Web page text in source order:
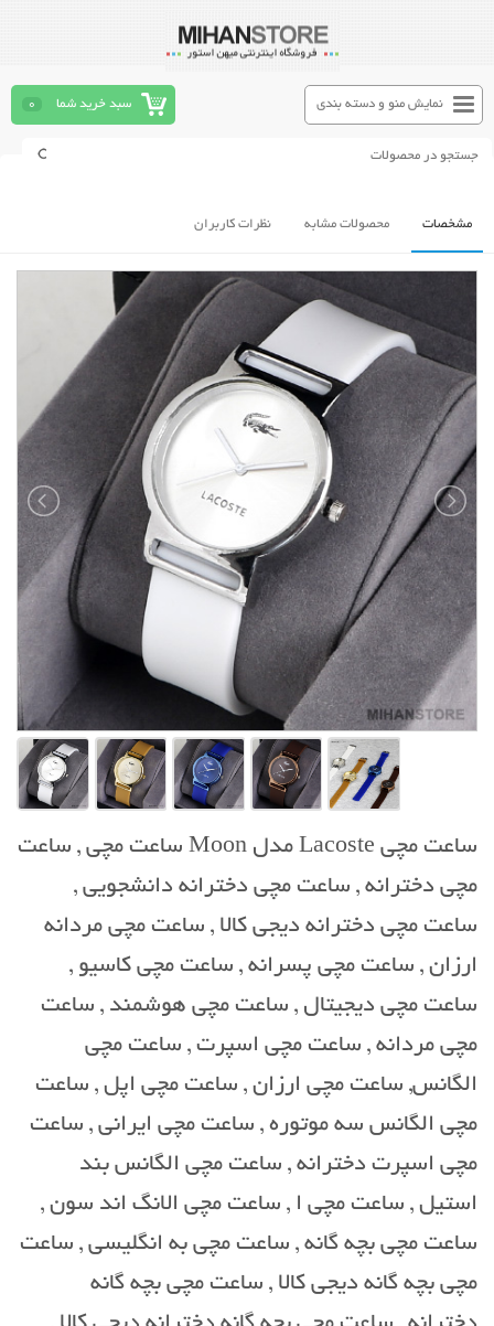
سبد خرید شما 0 نمایش منو و دسته بندی
مشخصات محصولات مشابه نظرات کاربران
ساعت مچی Lacoste مدل Moon ساعت مچی , ساعت
مچی دخترانه , ساعت مچی دخترانه دانشجویی ,
ساعت مچی دخترانه دیجی کالا , ساعت مچی مردانه
ارزان , ساعت مچی پسرانه , ساعت مچی کاسیو ,
ساعت مچی دیجیتال , ساعت مچی هوشمند , ساعت
مچی مردانه , ساعت مچی اسپرت , ساعت مچی
الگانس, ساعت مچی ارزان , ساعت مچی اپل , ساعت
مچی الگانس سه موتوره , ساعت مچی ایرانی , ساعت
مچی اسپرت دخترانه , ساعت مچی الگانس بند
استیل , ساعت مچی ا , ساعت مچی الانگ اند سون ,
ساعت مچی بچه گانه , ساعت مچی به انگلیسی , ساعت
مچی بچه گانه دیجی کالا , ساعت مچی بچه گانه